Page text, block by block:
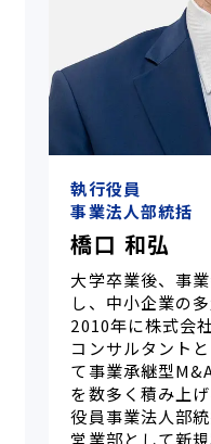
執行役員
事業法人部統括
橋口 和弘
大学卒業後、事
し、中小企業の
2010年に株式会
コンサルタント
て事業承継型
を数多く積み上
役員事業法人部
営業部として新